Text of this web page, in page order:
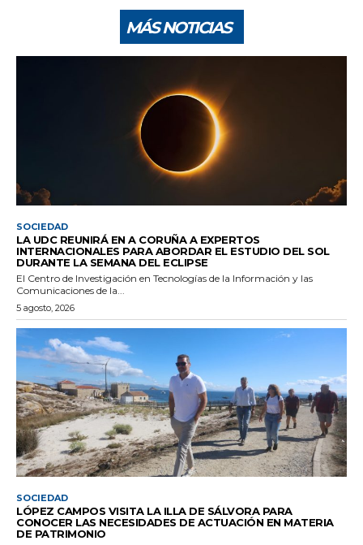
MÁS NOTICIAS
SOCIEDAD
LA UDC REUNIRÁ EN A CORUÑA A EXPERTOS
INTERNACIONALES PARA ABORDAR EL ESTUDIO DEL SOL
DURANTE LA SEMANA DEL ECLIPSE
El Centro de Investigación en Tecnologías de la Información y las
Comunicaciones de la...
5 agosto, 2026
SOCIEDAD
LÓPEZ CAMPOS VISITA LA ILLA DE SÁLVORA PARA
CONOCER LAS NECESIDADES DE ACTUACIÓN EN MATERIA
DE PATRIMONIO